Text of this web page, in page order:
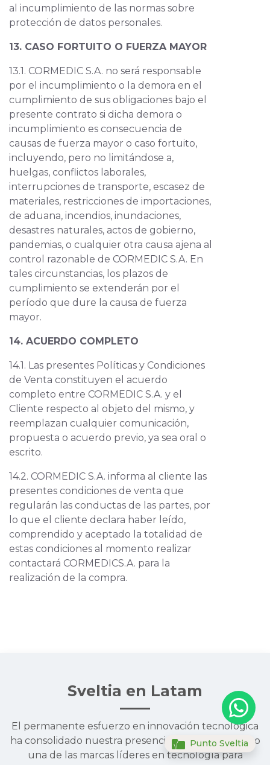
al incumplimiento de las normas sobre
protección de datos personales.
13. CASO FORTUITO O FUERZA MAYOR
13.1. CORMEDIC S.A. no será responsable
por el incumplimiento o la demora en el
cumplimiento de sus obligaciones bajo el
presente contrato si dicha demora o
incumplimiento es consecuencia de
causas de fuerza mayor o caso fortuito,
incluyendo, pero no limitándose a,
huelgas, conflictos laborales,
interrupciones de transporte, escasez de
materiales, restricciones de importaciones,
de aduana, incendios, inundaciones,
desastres naturales, actos de gobierno,
pandemias, o cualquier otra causa ajena al
control razonable de CORMEDIC S.A. En
tales circunstancias, los plazos de
cumplimiento se extenderán por el
período que dure la causa de fuerza
mayor.
14. ACUERDO COMPLETO
14.1. Las presentes Políticas y Condiciones
de Venta constituyen el acuerdo
completo entre CORMEDIC S.A. y el
Cliente respecto al objeto del mismo, y
reemplazan cualquier comunicación,
propuesta o acuerdo previo, ya sea oral o
escrito.
14.2. CORMEDIC S.A. informa al cliente las
presentes condiciones de venta que
regularán las conductas de las partes, por
lo que el cliente declara haber leído,
comprendido y aceptado la totalidad de
estas condiciones al momento realizar
contactará CORMEDICS.A. para la
realización de la compra.
Sveltia en Latam
El permanente esfuerzo en innovación tecnológica
ha consolidado nuestra presencia en la región como
una de las marcas líderes en tecnología para
Punto Sveltia